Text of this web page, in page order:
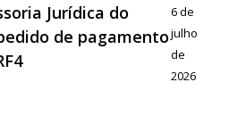
Jurídica do
de pagamento
6 de
julho
de
2026